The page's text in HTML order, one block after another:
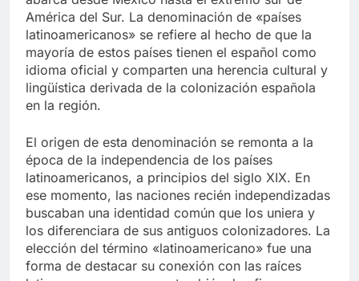
América del Sur. La denominación de «países
latinoamericanos» se refiere al hecho de que la
mayoría de estos países tienen el español como
idioma oficial y comparten una herencia cultural y
lingüística derivada de la colonización española
en la región.
El origen de esta denominación se remonta a la
época de la independencia de los países
latinoamericanos, a principios del siglo XIX. En
ese momento, las naciones recién independizadas
buscaban una identidad común que los uniera y
los diferenciara de sus antiguos colonizadores. La
elección del término «latinoamericano» fue una
forma de destacar su conexión con las raíces